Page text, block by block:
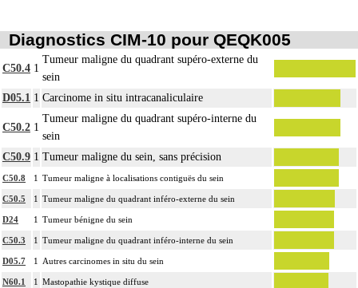
Diagnostics CIM-10 pour QEQK005
C50.4 1
Tumeur maligne du quadrant supéro-externe du
sein
D05.1 1 Carcinome in situ intracanaliculaire
C50.2 1
Tumeur maligne du quadrant supéro-interne du
sein
C50.9 1 Tumeur maligne du sein, sans précision
C50.8 1 Tumeur maligne à localisations contiguës du sein
C50.5 1 Tumeur maligne du quadrant inféro-externe du sein
D24 1 Tumeur bénigne du sein
C50.3 1 Tumeur maligne du quadrant inféro-interne du sein
D05.7 1 Autres carcinomes in situ du sein
N60.1 1 Mastopathie kystique diffuse